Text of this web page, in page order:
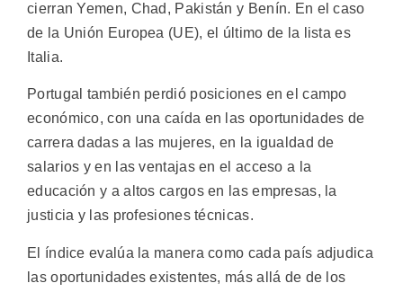
cierran Yemen, Chad, Pakistán y Benín. En el caso
de la Unión Europea (UE), el último de la lista es
Italia.
Portugal también perdió posiciones en el campo
económico, con una caída en las oportunidades de
carrera dadas a las mujeres, en la igualdad de
salarios y en las ventajas en el acceso a la
educación y a altos cargos en las empresas, la
justicia y las profesiones técnicas.
El índice evalúa la manera como cada país adjudica
las oportunidades existentes, más allá de de los